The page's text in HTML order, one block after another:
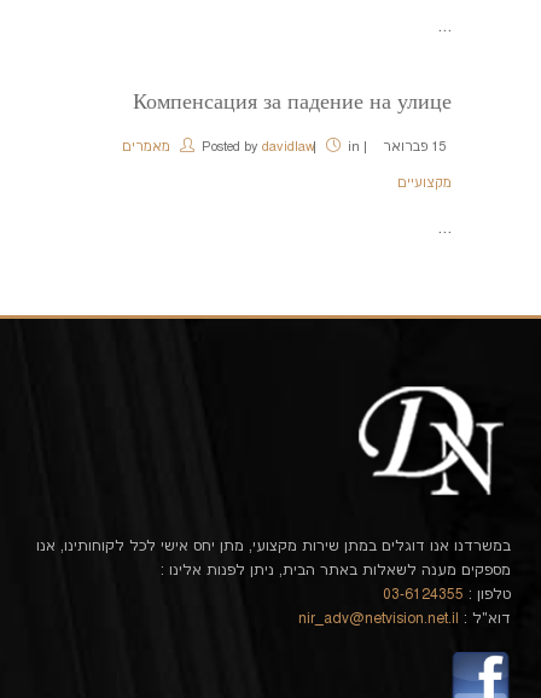
...
Компенсация за падение на улице
15 פברואר Posted by davidlaw in מאמרים
מקצועיים
...
במשרדנו אנו דוגלים במתן שירות מקצועי, מתן יחס אישי לכל לקוחותינו, אנו
מספקים מענה לשאלות באתר הבית, ניתן לפנות אלינו :
טלפון : 03-6124355
דוא"ל : nir_adv@netvision.net.il